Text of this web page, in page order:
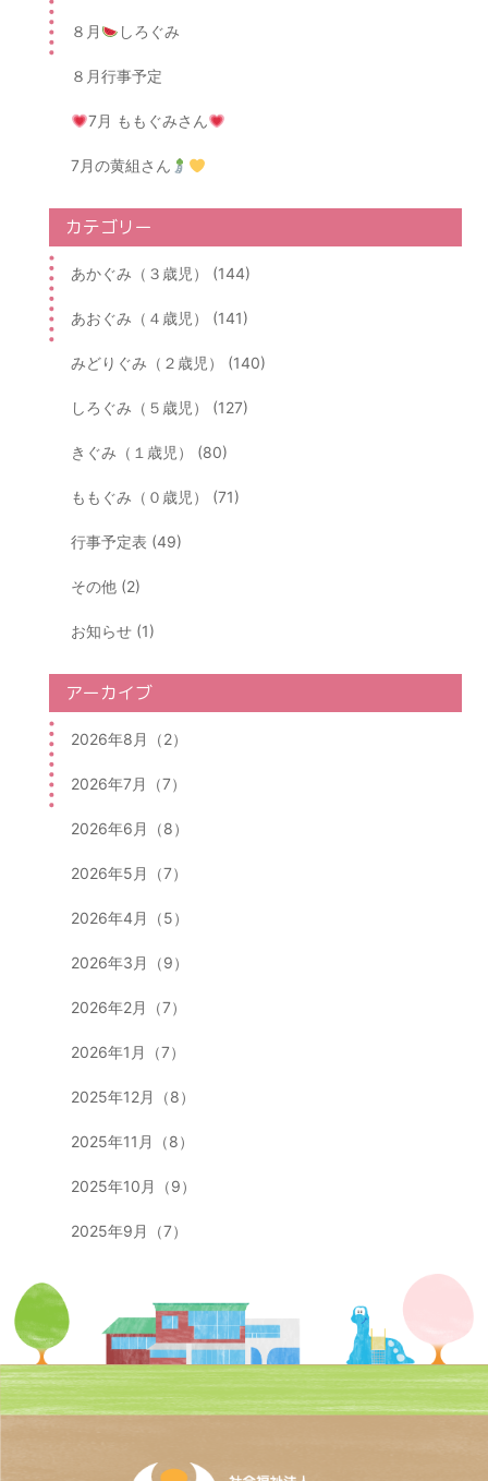
８月 しろぐみ
８月行事予定
7月 ももぐみさん
7月の黄組さん
カテゴリー
あかぐみ（３歳児） (144)
あおぐみ（４歳児） (141)
みどりぐみ（２歳児） (140)
しろぐみ（５歳児） (127)
きぐみ（１歳児） (80)
ももぐみ（０歳児） (71)
行事予定表 (49)
その他 (2)
お知らせ (1)
アーカイブ
2026年8月（2）
2026年7月（7）
2026年6月（8）
2026年5月（7）
2026年4月（5）
2026年3月（9）
2026年2月（7）
2026年1月（7）
2025年12月（8）
2025年11月（8）
2025年10月（9）
2025年9月（7）